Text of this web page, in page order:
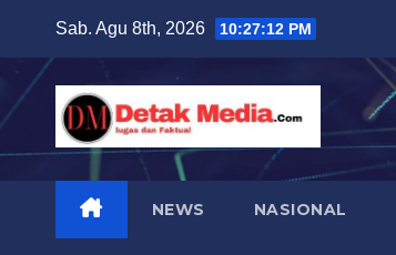
content
Sab. Agu 8th, 2026 10:27:13 PM
NEWS NASIONAL